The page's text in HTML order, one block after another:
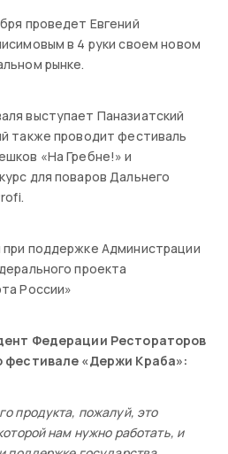
проведет Евгений
в 4 руки своем новом
рынке.
выступает Паназиатский
также проводит фестиваль
«На Гребне!» и
для поваров Дальнего
поддержке Администрации
проекта
России»
Федерации Рестораторов
фестивале «Держи Краба»:
продукта, пожалуй, это
нам нужно работать, и